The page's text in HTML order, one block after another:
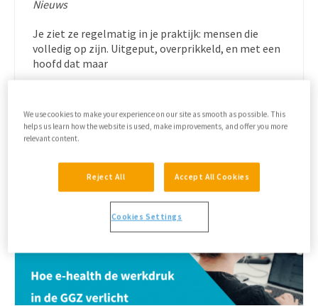
Nieuws
Je ziet ze regelmatig in je praktijk: mensen die
volledig op zijn. Uitgeput, overprikkeld, en met een
hoofd dat maar
Lees meer
We use cookies to make your experience on our site as smooth as possible. This
helps us learn how the website is used, make improvements, and offer you more
relevant content.
Reject All Accept All Cookies
Cookies Settings